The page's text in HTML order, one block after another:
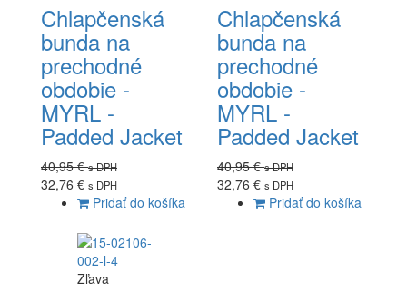
Chlapčenská
bunda na
prechodné
obdobie -
MYRL -
Padded Jacket
40,95 €s DPH
32,76 € s DPH
Pridať do košíka
Chlapčenská
bunda na
prechodné
obdobie -
MYRL -
Padded Jacket
40,95 €s DPH
32,76 € s DPH
Pridať do košíka
Zľava